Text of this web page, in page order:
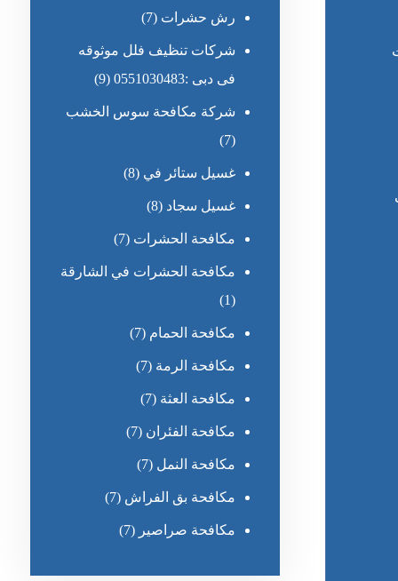
رش حشرات (7)
شركات تنظيف فلل موثوقه
فى دبى :0551030483
(9)
شركة مكافحة سوس الخشب
(7)
غسيل ستائر في (8)
غسيل سجاد (8)
مكافحة الحشرات (7)
مكافحة الحشرات في الشارقة
(1)
مكافحة الحمام (7)
مكافحة الرمة (7)
مكافحة العثة (7)
مكافحة الفئران (7)
مكافحة النمل (7)
مكافحة بق الفراش (7)
مكافحة صراصير (7)